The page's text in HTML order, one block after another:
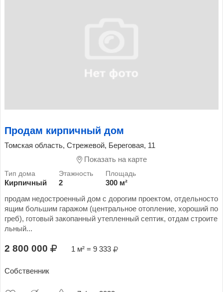
Продам кирпичный дом
Томская область, Стрежевой, Береговая, 11
Показать на карте
Кирпичный 2
300 м²
продам недостроенный дом с дорогим проектом, отдельносто
ящим большим гаражом (центральное отопление, хороший по
греб), готовый закопанный утепленный септик, отдам строите
льный...
2 800 000 1 м² = 9 333
Собственник